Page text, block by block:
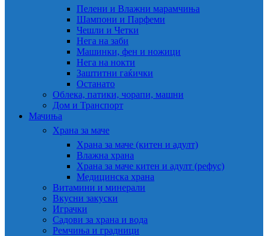
Пелени и Влажни марамчиња
Шампони и Парфеми
Чешли и Четки
Нега на заби
Машинки, фен и ножици
Нега на нокти
Заштитни гаќички
Останато
Облека, патики, чорапи, машни
Дом и Транспорт
Мачиња
Храна за маче
Храна за маче (китен и адулт)
Влажна храна
Храна за маче китен и адулт (рефус)
Медицинска храна
Витамини и минерали
Вкусни закуски
Играчки
Садови за храна и вода
Ремчиња и градници